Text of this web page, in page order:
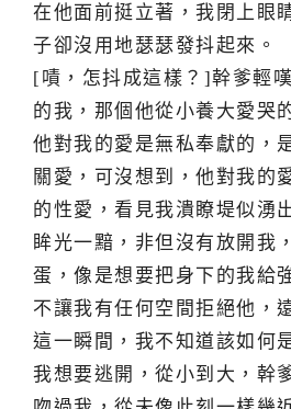
在他面前挺立著，我閉上眼
子卻沒用地瑟瑟發抖起來。
[嘖，怎抖成這樣？]幹爹輕
的我，那個他從小養大愛哭
他對我的愛是無私奉獻的，
關愛，可沒想到，他對我的
的性愛，看見我潰瞭堤似湧
眸光一黯，非但沒有放開我
蛋，像是想要把身下的我給
不讓我有任何空間拒絕他，
這一瞬間，我不知道該如何
我想要逃開，從小到大，幹